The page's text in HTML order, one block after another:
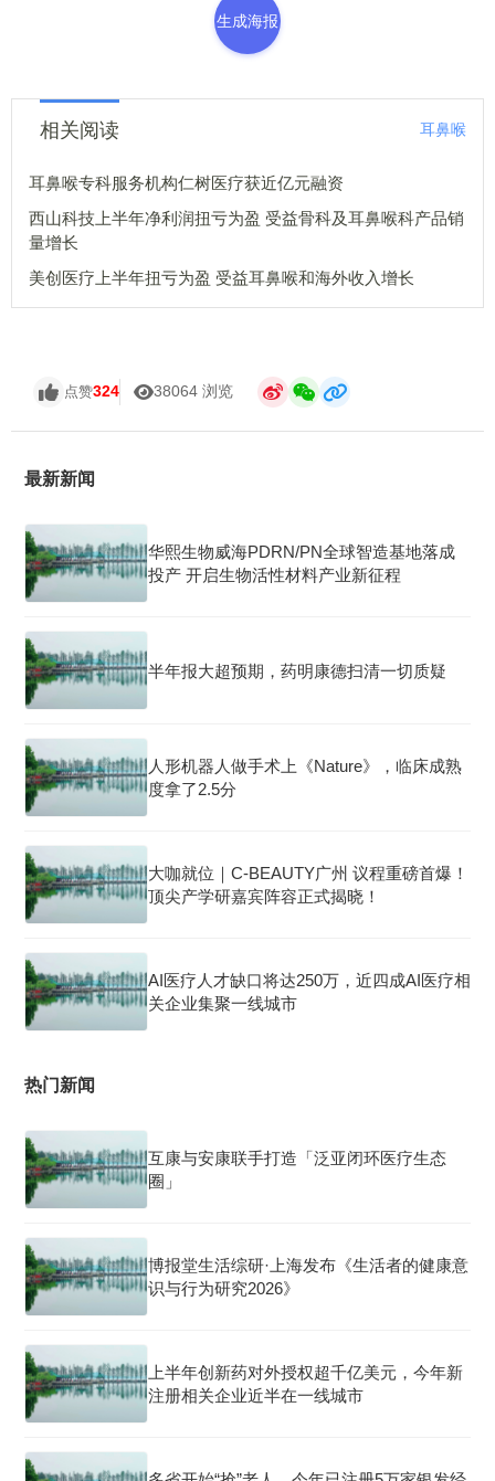
生成海报
相关阅读 耳鼻喉
耳鼻喉专科服务机构仁树医疗获近亿元融资
西山科技上半年净利润扭亏为盈 受益骨科及耳鼻喉科产品销
量增长
美创医疗上半年扭亏为盈 受益耳鼻喉和海外收入增长
点赞324 38064 浏览
最新新闻
华熙生物威海PDRN/PN全球智造基地落成
投产 开启生物活性材料产业新征程
半年报大超预期，药明康德扫清一切质疑
人形机器人做手术上《Nature》，临床成熟
度拿了2.5分
大咖就位｜C-BEAUTY广州 议程重磅首爆！
顶尖产学研嘉宾阵容正式揭晓！
AI医疗人才缺口将达250万，近四成AI医疗相
关企业集聚一线城市
热门新闻
互康与安康联手打造「泛亚闭环医疗生态
圈」
博报堂生活综研·上海发布《生活者的健康意
识与行为研究2026》
上半年创新药对外授权超千亿美元，今年新
注册相关企业近半在一线城市